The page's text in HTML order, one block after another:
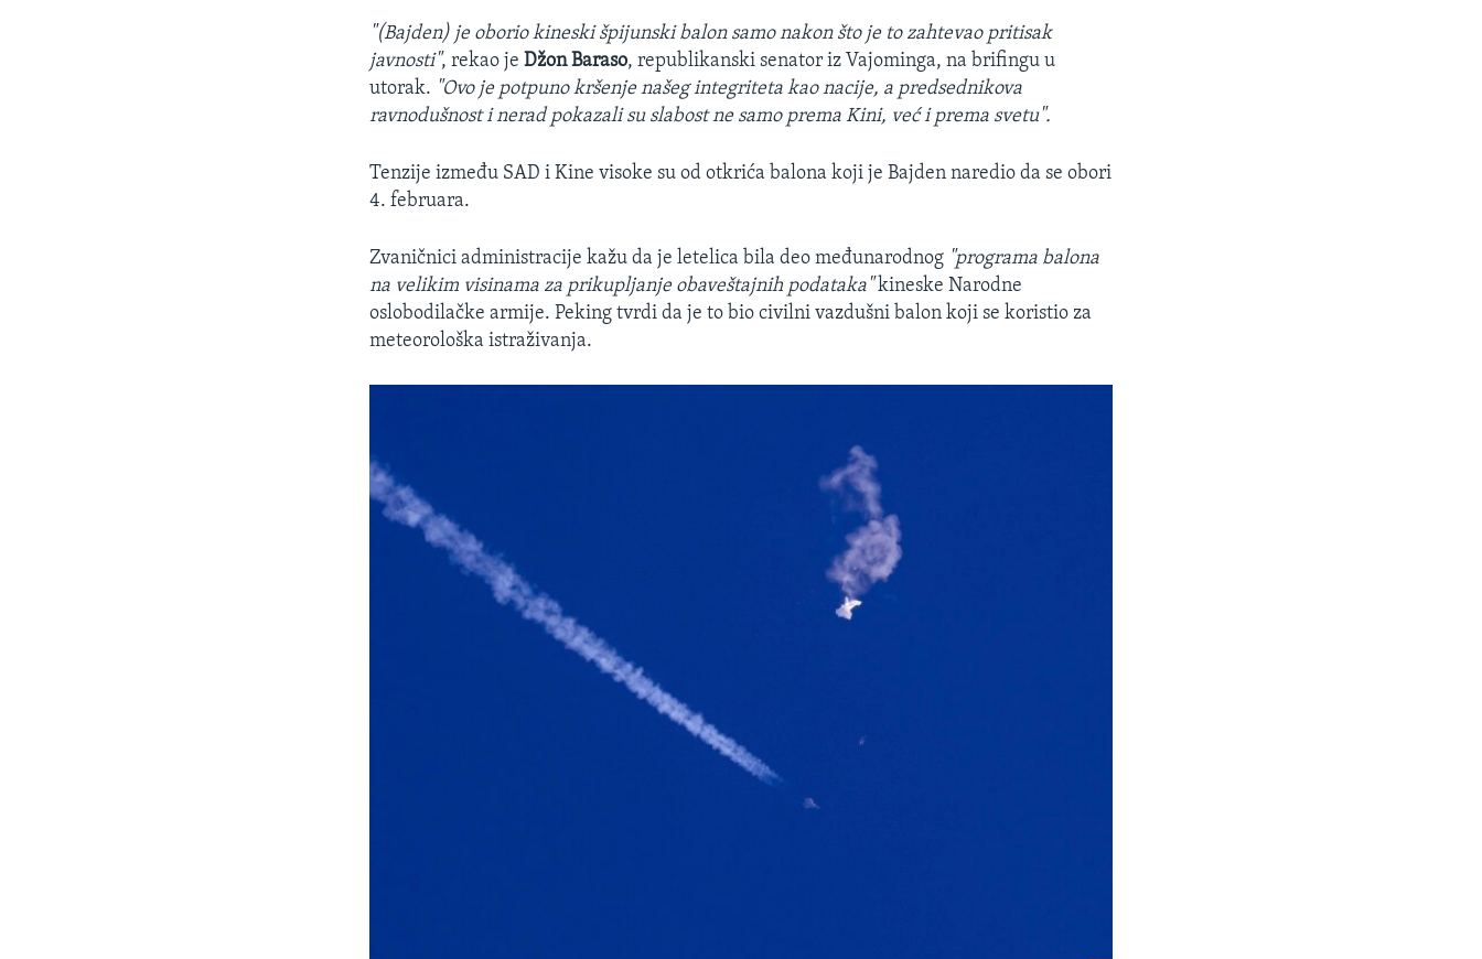
"(Bajden) je oborio kineski špijunski balon samo nakon što je to zahtevao pritisak
javnosti", rekao je Džon Baraso, republikanski senator iz Vajominga, na brifingu u
utorak. "Ovo je potpuno kršenje našeg integriteta kao nacije, a predsednikova
ravnodušnost i nerad pokazali su slabost ne samo prema Kini, već i prema svetu".
Tenzije između SAD i Kine visoke su od otkrića balona koji je Bajden naredio da se obori
4. februara.
Zvaničnici administracije kažu da je letelica bila deo međunarodnog "programa balona
na velikim visinama za prikupljanje obaveštajnih podataka"kineske Narodne
oslobodilačke armije. Peking tvrdi da je to bio civilni vazdušni balon koji se koristio za
meteorološka istraživanja.